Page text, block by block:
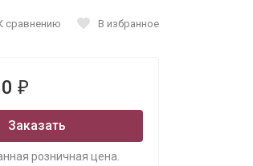
сравнению В избранное
₽
Заказать
розничная цена.